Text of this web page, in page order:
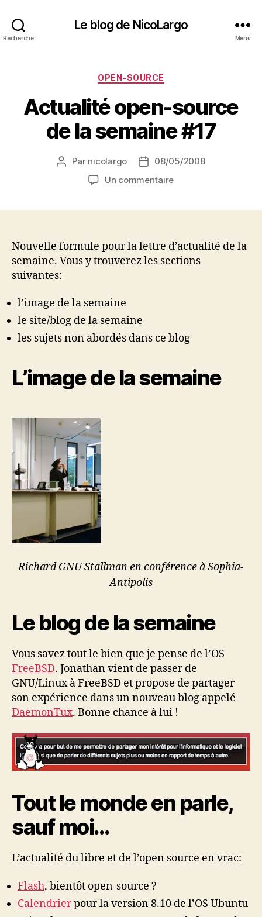
Recherche
Le blog de NicoLargo
Menu
Catégories
OPEN-SOURCE
Actualité open-source
de la semaine #17
Auteur
l’article
Par nicolargo
Date08/05/2008
Un commentairesur
la
semaine
Nouvelle formule pour la lettre d’actualité de la
semaine. Vous y trouverez les sections
suivantes:
l’image de la semaine
le site/blog de la semaine
les sujets non abordés dans ce blog
L’image de la semaine
Richard GNU Stallman en conférence à Sophia-
Antipolis
Le blog de la semaine
Vous savez tout le bien que je pense de l’OS
FreeBSD. Jonathan vient de passer de
GNU/Linux à FreeBSD et propose de partager
son expérience dans un nouveau blog appelé
DaemonTux. Bonne chance à lui !
Tout le monde en parle,
sauf moi…
L’actualité du libre et de l’open source en vrac:
Flash, bientôt open-source ?
Calendrierpour la version 8.10 de l’OS Ubuntu